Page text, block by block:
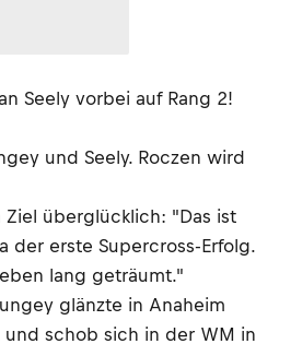
Seely vorbei auf Rang 2!
und Seely. Roczen wird
Ziel überglücklich: "Das ist
der erste Supercross-Erfolg.
lang geträumt."
glänzte in Anaheim
schob sich in der WM in